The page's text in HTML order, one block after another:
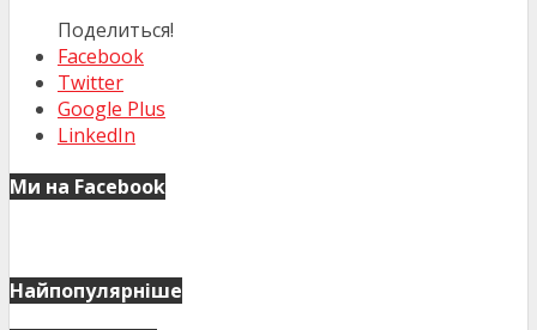
Поделиться!
Facebook
Twitter
Google Plus
LinkedIn
Ми на Facebook
Найпопулярніше